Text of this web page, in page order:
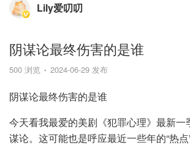
Lily爱叨叨
阴谋论最终伤害的是谁
500 浏览 2024-06-29 发布
阴谋论最终伤害的是谁
今天看我最爱的美剧《犯罪心理》最新一
谋论。这可能也是呼应最近一些年的“热点”